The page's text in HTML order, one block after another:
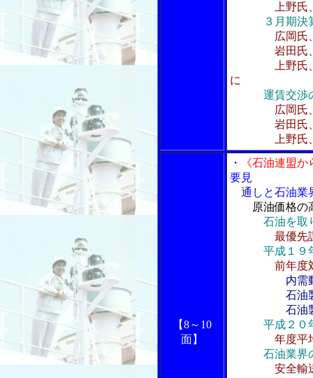
上野氏、グ
３月期決
広岡氏
岩田氏、内
上野氏、バ
に
運賃交渉
広岡氏
岩田氏、輸
上野氏、背
【8～10
面】
・
《石油連盟
要見
通しと石油業
原油価格の
石油を取
最優先
平成１９
前年度
内需
石油製品
石油製品
平成２０
年度平
石油業界
安全輸